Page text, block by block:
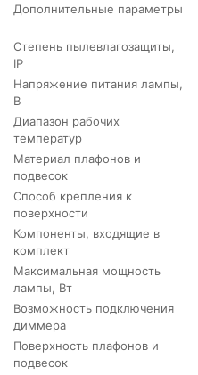
Дополнительные параметры
Степень пылевлагозащиты,
IP
Напряжение питания лампы,
В
Диапазон рабочих
температур
Материал плафонов и
подвесок
Способ крепления к
поверхности
Компоненты, входящие в
комплект
Максимальная мощность
лампы, Вт
Возможность подключения
диммера
Поверхность плафонов и
подвесок